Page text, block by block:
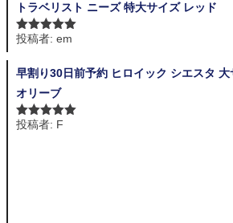
トラベリスト ニーズ 特大サイズ レッド
5段階中 5の
投稿者: em
早割り30日前予約 ヒロイック シエスタ
オリーブ
5段階中 5の
投稿者: F